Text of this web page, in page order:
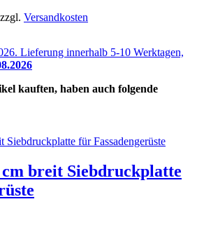
Versandkosten
Lieferung innerhalb 5-10 Werktagen,
kauften, haben auch folgende
breit Siebdruckplatte